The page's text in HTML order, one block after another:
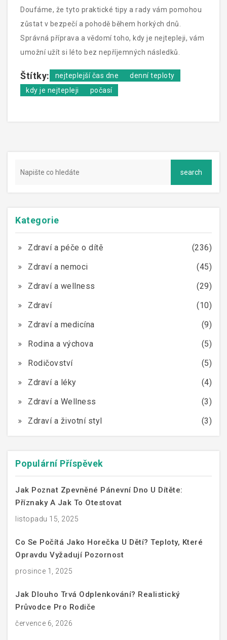
očekává nejvyšší teplota, můžete lépe upravit své
plány a vyhnout se největšímu horku.
Doufáme, že tyto praktické tipy a rady vám pomohou
zůstat v bezpečí a pohodě během horkých dnů.
Správná příprava a vědomí toho, kdy je nejtepleji, vám
umožní užít si léto bez nepříjemných následků.
Štítky: nejteplejší čas dne
denní teploty
kdy je nejtepleji
počasí
Kategorie
Zdraví a péče o dítě
(236)
Zdraví a nemoci
(45)
Zdraví a wellness
(29)
Zdraví
(10)
Zdraví a medicína
(9)
Rodina a výchova
(5)
Rodičovství
(5)
Zdraví a léky
(4)
Zdraví a Wellness
(3)
Zdraví a životní styl
(3)
Populární Příspěvek
Jak Poznat Zpevněné Pánevní Dno U Dítěte:
Příznaky A Jak To Otestovat
listopadu 15, 2025
Co Se Počítá Jako Horečka U Dětí? Teploty, Které
Opravdu Vyžadují Pozornost
prosince 1, 2025
Jak Dlouho Trvá Odplenkování? Realistický
Průvodce Pro Rodiče
července 6, 2026